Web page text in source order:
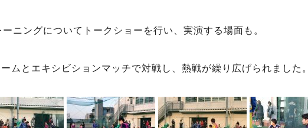
ニングについてトークショーを行い、実演する場面も。
ムとエキシビションマッチで対戦し、熱戦が繰り広げられました。